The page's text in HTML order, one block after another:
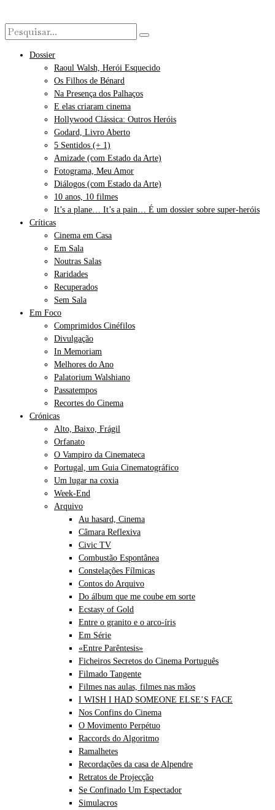
Dossier
Raoul Walsh, Herói Esquecido
Os Filhos de Bénard
Na Presença dos Palhaços
E elas criaram cinema
Hollywood Clássica: Outros Heróis
Godard, Livro Aberto
5 Sentidos (+ 1)
Amizade (com Estado da Arte)
Fotograma, Meu Amor
Diálogos (com Estado da Arte)
10 anos, 10 filmes
It’s a plane… It’s a pain… É um dossier sobre super-heróis
Críticas
Cinema em Casa
Em Sala
Noutras Salas
Raridades
Recuperados
Sem Sala
Em Foco
Comprimidos Cinéfilos
Divulgação
In Memoriam
Melhores do Ano
Palatorium Walshiano
Passatempos
Recortes do Cinema
Crónicas
Alto, Baixo, Frágil
Orfanato
O Vampiro da Cinemateca
Portugal, um Guia Cinematográfico
Um lugar na coxia
Week-End
Arquivo
Au hasard, Cinema
Câmara Reflexiva
Civic TV
Combustão Espontânea
Constelações Fílmicas
Contos do Arquivo
Do álbum que me coube em sorte
Ecstasy of Gold
Entre o granito e o arco-íris
Em Série
«Entre Parêntesis»
Ficheiros Secretos do Cinema Português
Filmado Tangente
Filmes nas aulas, filmes nas mãos
I WISH I HAD SOMEONE ELSE’S FACE
Nos Confins do Cinema
O Movimento Perpétuo
Raccords do Algoritmo
Ramalhetes
Recordações da casa de Alpendre
Retratos de Projecção
Se Confinado Um Espectador
Simulacros